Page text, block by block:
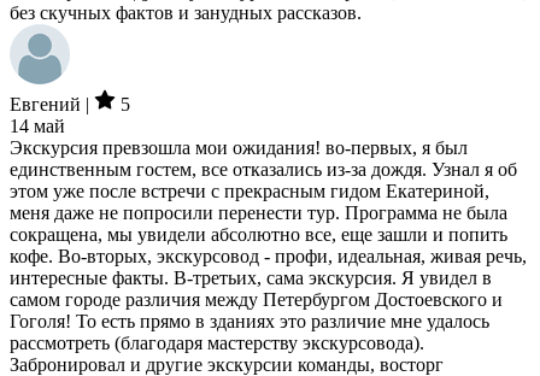
без скучных фактов и занудных рассказов.
Евгений |
5
14 май
Экскурсия превзошла мои ожидания! во-первых, я был
единственным гостем, все отказались из-за дождя. Узнал я об
этом уже после встречи с прекрасным гидом Екатериной,
меня даже не попросили перенести тур. Программа не была
сокращена, мы увидели абсолютно все, еще зашли и попить
кофе. Во-вторых, экскурсовод - профи, идеальная, живая речь,
интересные факты. В-третьих, сама экскурсия. Я увидел в
самом городе различия между Петербургом Достоевского и
Гоголя! То есть прямо в зданиях это различие мне удалось
рассмотреть (благодаря мастерству экскурсовода).
Забронировал и другие экскурсии команды, восторг